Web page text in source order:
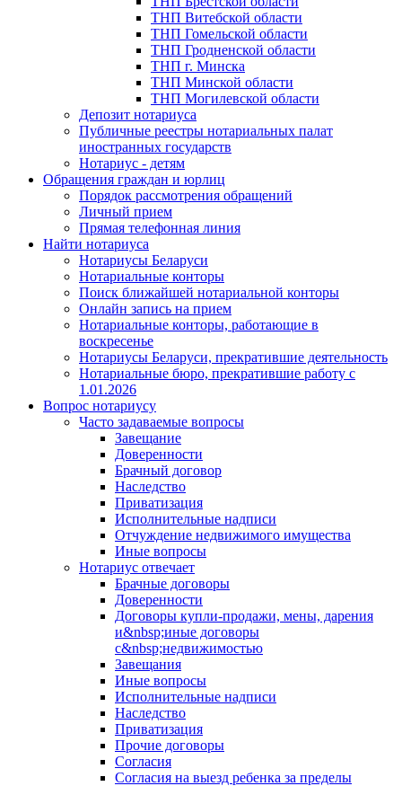
ТНП Витебской области
ТНП Гомельской области
ТНП Гродненской области
ТНП г. Минска
ТНП Минской области
ТНП Могилевской области
Депозит нотариуса
Публичные реестры нотариальных палат
иностранных государств
Нотариус - детям
Обращения граждан и юрлиц
Порядок рассмотрения обращений
Личный прием
Прямая телефонная линия
Найти нотариуса
Нотариусы Беларуси
Нотариальные конторы
Поиск ближайшей нотариальной конторы
Онлайн запись на прием
Нотариальные конторы, работающие в
воскресенье
Нотариусы Беларуси, прекратившие деятельность
Нотариальные бюро, прекратившие работу с
1.01.2026
Вопрос нотариусу
Часто задаваемые вопросы
Завещание
Доверенности
Брачный договор
Наследство
Приватизация
Исполнительные надписи
Отчуждение недвижимого имущества
Иные вопросы
Нотариус отвечает
Брачные договоры
Доверенности
Договоры купли-продажи, мены, дарения
и&nbsp;иные договоры
с&nbsp;недвижимостью
Завещания
Иные вопросы
Исполнительные надписи
Наследство
Приватизация
Прочие договоры
Согласия
Согласия на выезд ребенка за пределы